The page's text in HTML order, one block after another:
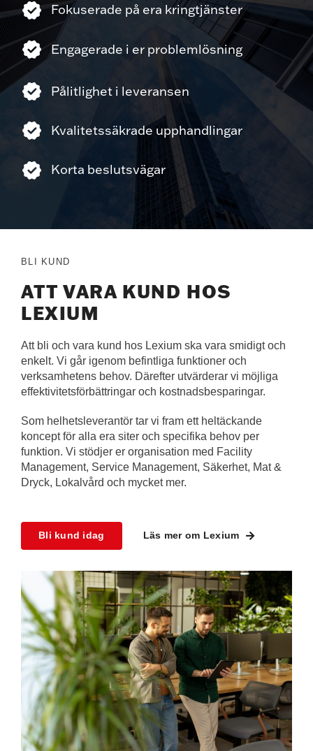
Fokuserade på era kringtjänster
Engagerade i er problemlösning
Pålitlighet i leveransen
Kvalitetssäkrade upphandlingar
Korta beslutsvägar
BLI KUND
ATT VARA KUND HOS
LEXIUM
Att bli och vara kund hos Lexium ska vara smidigt och
enkelt. Vi går igenom befintliga funktioner och
verksamhetens behov. Därefter utvärderar vi möjliga
effektivitetsförbättringar och kostnadsbesparingar.
Som helhetsleverantör tar vi fram ett heltäckande
koncept för alla era siter och specifika behov per
funktion. Vi stödjer er organisation med Facility
Management, Service Management, Säkerhet, Mat &
Dryck, Lokalvård och mycket mer.
Bli kund idag Läs mer om Lexium